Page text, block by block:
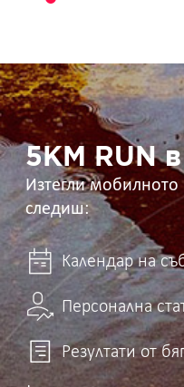
5KM
RUN
в
ръцете
ти 5KM RUN
Изтегли
следиш:
Календар на
Персонална
Резултати от